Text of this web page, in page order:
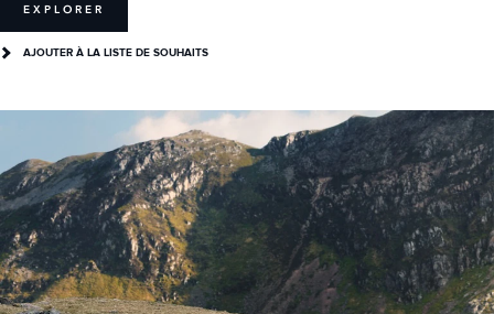
EXPLORER
AJOUTER À LA LISTE DE SOUHAITS